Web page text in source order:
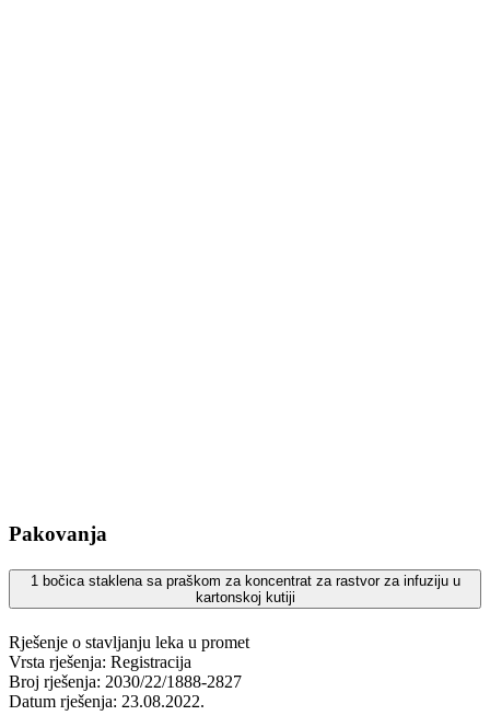
Pakovanja
1 bočica staklena sa praškom za koncentrat za rastvor za infuziju u
kartonskoj kutiji
Rješenje o stavljanju leka u promet
Vrsta rješenja: Registracija
Broj rješenja: 2030/22/1888-2827
Datum rješenja: 23.08.2022.